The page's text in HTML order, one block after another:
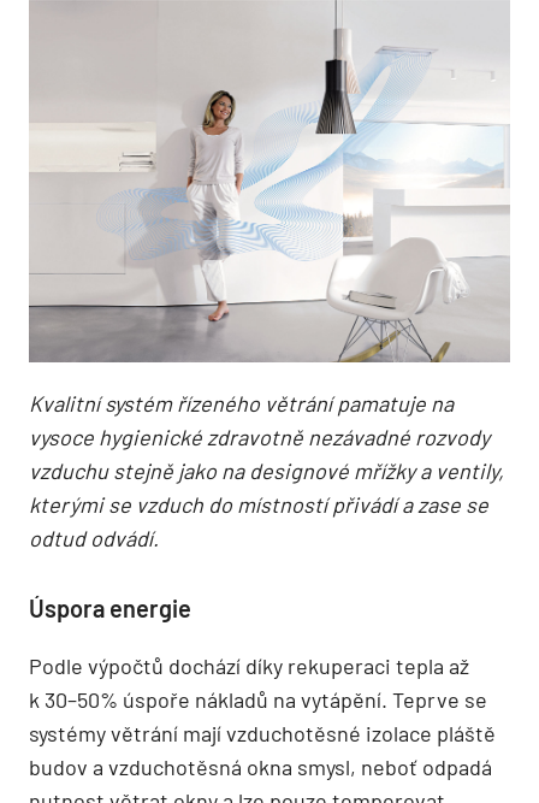
Kvalitní systém řízeného větrání pamatuje na
vysoce hygienické zdravotně nezávadné rozvody
vzduchu stejně jako na designové mřížky a ventily,
kterými se vzduch do místností přivádí a zase se
odtud odvádí.
Úspora energie
Podle výpočtů dochází díky rekuperaci tepla až
k 30–50% úspoře nákladů na vytápění. Teprve se
systémy větrání mají vzduchotěsné izolace pláště
budov a vzduchotěsná okna smysl, neboť odpadá